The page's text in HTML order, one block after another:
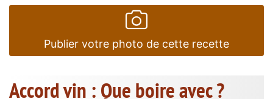
Publier votre photo de cette recette
Accord vin : Que boire avec ?